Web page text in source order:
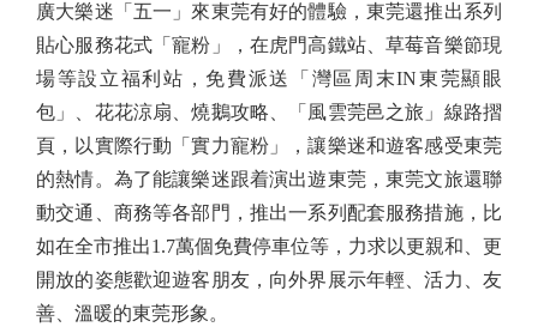
廣大樂迷「五一」來東莞有好的體驗，東莞還推出系列
貼心服務花式「寵粉」，在虎門高鐵站、草莓音樂節現
場等設立福利站，免費派送「灣區周末IN東莞顯眼
包」、花花涼扇、燒鵝攻略、「風雲莞邑之旅」線路摺
頁，以實際行動「實力寵粉」，讓樂迷和遊客感受東莞
的熱情。為了能讓樂迷跟着演出遊東莞，東莞文旅還聯
動交通、商務等各部門，推出一系列配套服務措施，比
如在全市推出1.7萬個免費停車位等，力求以更親和、更
開放的姿態歡迎遊客朋友，向外界展示年輕、活力、友
善、溫暖的東莞形象。